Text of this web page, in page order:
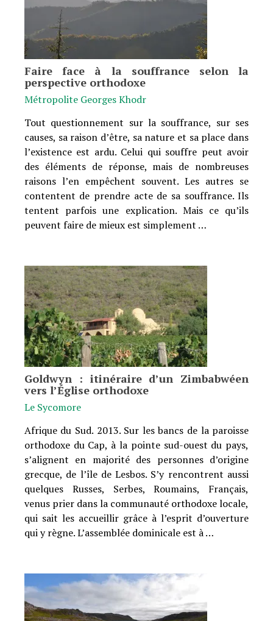
Faire face à la souffrance selon la
perspective orthodoxe
Métropolite Georges Khodr
Tout questionnement sur la souffrance, sur ses
causes, sa raison dʼêtre, sa nature et sa place dans
lʼexistence est ardu. Celui qui souffre peut avoir
des éléments de réponse, mais de nombreuses
raisons lʼen empêchent souvent. Les autres se
contentent de prendre acte de sa souffrance. Ils
tentent parfois une explication. Mais ce quʼils
peuvent faire de mieux est simplement …
Goldwyn : itinéraire d’un Zimbabwéen
vers l’Église orthodoxe
Le Sycomore
Afrique du Sud. 2013. Sur les bancs de la paroisse
orthodoxe du Cap, à la pointe sud-ouest du pays,
s’alignent en majorité des personnes d’origine
grecque, de l’île de Lesbos. S’y rencontrent aussi
quelques Russes, Serbes, Roumains, Français,
venus prier dans la communauté orthodoxe locale,
qui sait les accueillir grâce à l’esprit d’ouverture
qui y règne. L’assemblée dominicale est à …